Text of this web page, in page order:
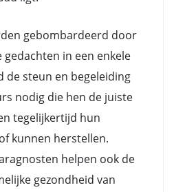
gebombardeerd door
in een enkele
de steun en begeleiding
nodig die hen de juiste
tegelijkertijd hun
kunnen herstellen.
helpen ook de
gezondheid van